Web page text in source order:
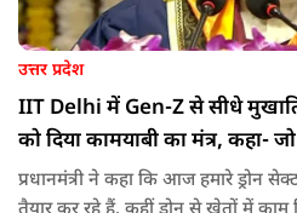
उत्तर प्रदेश
IIT Delhi में Gen-Z से सीधे
को दिया कामयाबी का मंत्र, कहा-
प्रधानमंत्री ने कहा कि आज हमारे ड्रोन